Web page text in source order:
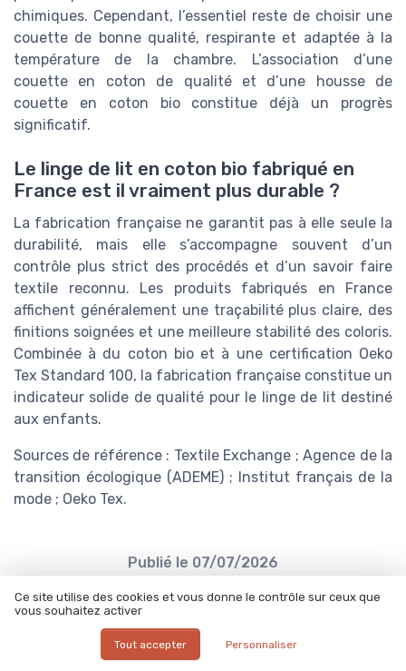
chimiques. Cependant, l’essentiel reste de choisir une
couette de bonne qualité, respirante et adaptée à la
température de la chambre. L’association d’une
couette en coton de qualité et d’une housse de
couette en coton bio constitue déjà un progrès
significatif.
Le linge de lit en coton bio fabriqué en
France est il vraiment plus durable ?
La fabrication française ne garantit pas à elle seule la
durabilité, mais elle s’accompagne souvent d’un
contrôle plus strict des procédés et d’un savoir faire
textile reconnu. Les produits fabriqués en France
affichent généralement une traçabilité plus claire, des
finitions soignées et une meilleure stabilité des coloris.
Combinée à du coton bio et à une certification Oeko
Tex Standard 100, la fabrication française constitue un
indicateur solide de qualité pour le linge de lit destiné
aux enfants.
Sources de référence : Textile Exchange ; Agence de la
transition écologique (ADEME) ; Institut français de la
mode ; Oeko Tex.
Publié le 07/07/2026
par Béatrice Vallée
Ce site utilise des cookies et vous donne le contrôle sur ceux que
vous souhaitez activer
Tout accepter Personnaliser